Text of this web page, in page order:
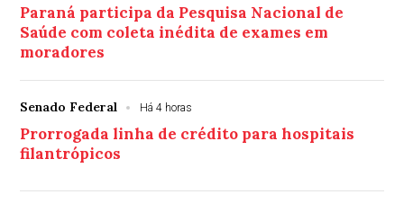
Paraná participa da Pesquisa Nacional de
Saúde com coleta inédita de exames em
moradores
Senado Federal Há 4 horas
Prorrogada linha de crédito para hospitais
filantrópicos